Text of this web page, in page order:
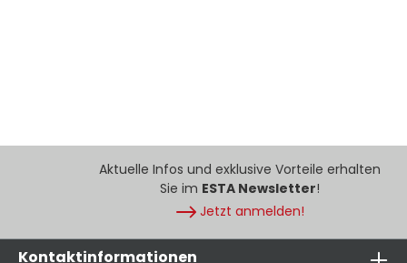
Aktuelle Infos und exklusive Vorteile erhalten
Sie im ESTA Newsletter!
Jetzt anmelden!
Kontaktinformationen